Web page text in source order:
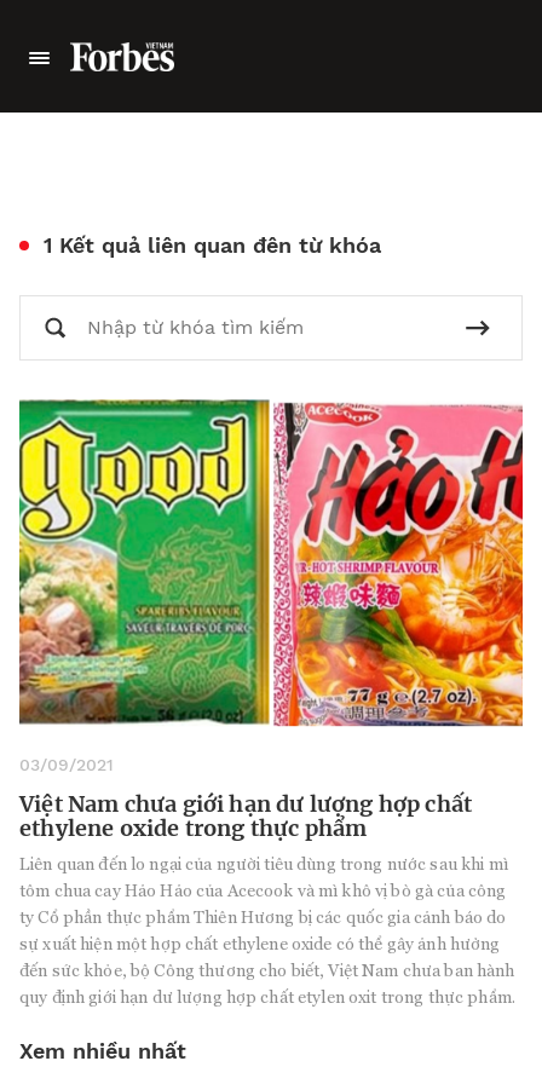
1 Kết quả liên quan đên từ khóa
03/09/2021
Việt Nam chưa giới hạn dư lượng hợp chất
ethylene oxide trong thực phẩm
Liên quan đến lo ngại của người tiêu dùng trong nước sau khi mì
tôm chua cay Hảo Hảo của Acecook và mì khô vị bò gà của công
ty Cổ phần thực phẩm Thiên Hương bị các quốc gia cảnh báo do
sự xuất hiện một hợp chất ethylene oxide có thể gây ảnh hưởng
đến sức khỏe, bộ Công thương cho biết, Việt Nam chưa ban hành
quy định giới hạn dư lượng hợp chất etylen oxit trong thực phẩm.
Xem nhiều nhất